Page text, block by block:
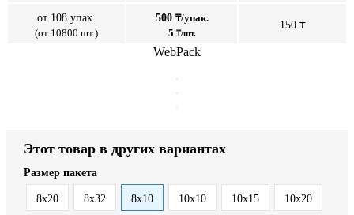
от 108 упак.
(от 10800 шт.)
500 ₸/упак.
5 ₸/шт.
150 ₸
WebPack
Этот товар в других вариантах
Размер пакета
8x20 8x32 8х10 10x10 10x15 10x20